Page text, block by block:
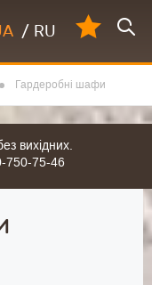
/ RU
Гардеробні шафи
вихідних.
750-75-46